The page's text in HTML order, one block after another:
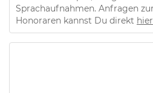
Sprachaufnahmen. Anfragen
Honoraren kannst Du direkt hier